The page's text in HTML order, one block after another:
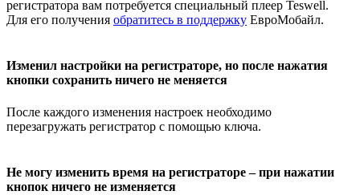
регистратора вам потребуется специальный плеер Teswell.
Для его получения обратитесь в поддержку ЕвроМобайл.
Изменил настройки на регистраторе, но после нажатия
кнопки сохранить ничего не меняется
После каждого изменения настроек необходимо
перезагружать регистратор с помощью ключа.
Не могу изменить время на регистраторе – при нажатии
кнопок ничего не изменяется